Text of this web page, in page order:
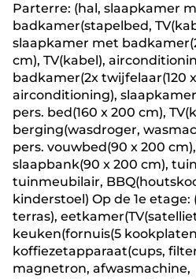
Parterre: (hal, slaapkamer
badkamer(stapelbed,
slaapkamer met
cm), TV(kabel),
badkamer(2x twijfelaar(120
airconditioning),
pers. bed(160 x 200 cm),
berging(wasdroger,
pers. vouwbed(90 x 200 cm),
slaapbank(90 x 200 cm),
tuinmeubilair,
kinderstoel) Op de 1e
terras),
keuken(fornuis(5
koffiezetapparaat(cups,
magnetron, afwasmachine,